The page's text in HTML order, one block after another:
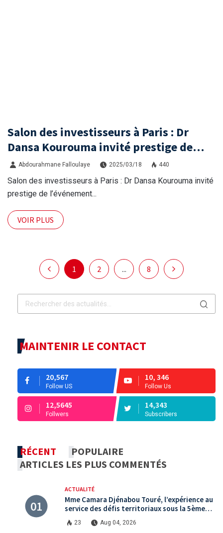
Salon des investisseurs à Paris : Dr
Dansa Kourouma invité prestige de
l’événement
Abdourahmane Falloulaye 2025/03/18 440
Salon des investisseurs à Paris : Dr Dansa Kourouma invité
prestige de l’événement...
VOIR PLUS
1 2 ... 8
MAINTENIR LE CONTACT
20,567
Follow US
10, 346
Follow Us
12,5645
Follwers
14,343
Subscribers
RÉCENT
POPULAIRE
ARTICLES LES PLUS COMMENTÉS
ACTUALITÉ
Mme Camara Djénabou Touré, l’expérience au
service des défis territoriaux sous la 5ème
République
23 Aug 04, 2026